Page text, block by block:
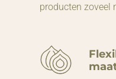
producten zoveel